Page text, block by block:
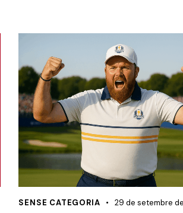
SENSE CATEGORIA 29 de setembre